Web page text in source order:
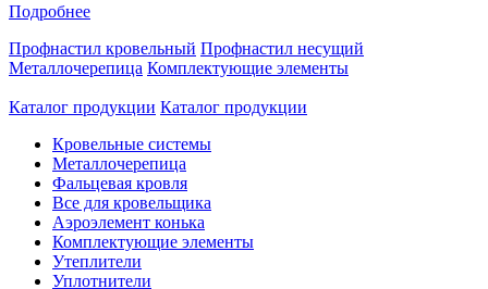
Подробнее
Профнастил кровельный Профнастил несущий
Металлочерепица Комплектующие элементы
Каталог продукции Каталог продукции
Кровельные системы
Металлочерепица
Фальцевая кровля
Все для кровельщика
Аэроэлемент конька
Комплектующие элементы
Утеплители
Уплотнители